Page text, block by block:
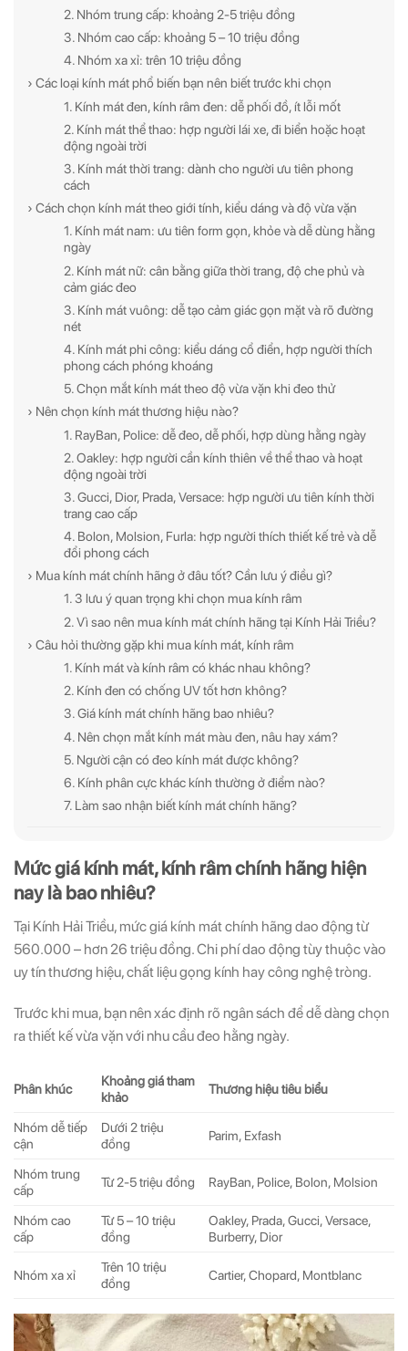
2. Nhóm trung cấp: khoảng 2-5 triệu đồng
3. Nhóm cao cấp: khoảng 5 – 10 triệu đồng
4. Nhóm xa xỉ: trên 10 triệu đồng
› Các loại kính mát phổ biến bạn nên biết trước khi chọn
1. Kính mát đen, kính râm đen: dễ phối đồ, ít lỗi mốt
2. Kính mát thể thao: hợp người lái xe, đi biển hoặc hoạt
động ngoài trời
3. Kính mát thời trang: dành cho người ưu tiên phong
cách
› Cách chọn kính mát theo giới tính, kiểu dáng và độ vừa vặn
1. Kính mát nam: ưu tiên form gọn, khỏe và dễ dùng hằng
ngày
2. Kính mát nữ: cân bằng giữa thời trang, độ che phủ và
cảm giác đeo
3. Kính mát vuông: dễ tạo cảm giác gọn mặt và rõ đường
nét
4. Kính mát phi công: kiểu dáng cổ điển, hợp người thích
phong cách phóng khoáng
5. Chọn mắt kính mát theo độ vừa vặn khi đeo thử
› Nên chọn kính mát thương hiệu nào?
1. RayBan, Police: dễ đeo, dễ phối, hợp dùng hằng ngày
2. Oakley: hợp người cần kính thiên về thể thao và hoạt
động ngoài trời
3. Gucci, Dior, Prada, Versace: hợp người ưu tiên kính thời
trang cao cấp
4. Bolon, Molsion, Furla: hợp người thích thiết kế trẻ và dễ
đổi phong cách
› Mua kính mát chính hãng ở đâu tốt? Cần lưu ý điều gì?
1. 3 lưu ý quan trọng khi chọn mua kính râm
2. Vì sao nên mua kính mát chính hãng tại Kính Hải Triều?
› Câu hỏi thường gặp khi mua kính mát, kính râm
1. Kính mát và kính râm có khác nhau không?
2. Kính đen có chống UV tốt hơn không?
3. Giá kính mát chính hãng bao nhiêu?
4. Nên chọn mắt kính mát màu đen, nâu hay xám?
5. Người cận có đeo kính mát được không?
6. Kính phân cực khác kính thường ở điểm nào?
7. Làm sao nhận biết kính mát chính hãng?
Mức giá kính mát, kính râm chính hãng hiện
nay là bao nhiêu?
Tại Kính Hải Triều, mức giá kính mát chính hãng dao động từ
560.000 – hơn 26 triệu đồng. Chi phí dao động tùy thuộc vào
uy tín thương hiệu, chất liệu gọng kính hay công nghệ tròng.
Trước khi mua, bạn nên xác định rõ ngân sách để dễ dàng chọn
ra thiết kế vừa vặn với nhu cầu đeo hằng ngày.
Phân khúc
Khoảng giá tham
khảo
Thương hiệu tiêu biểu
Nhóm dễ tiếp
cận
Dưới 2 triệu
đồng
Parim, Exfash
Nhóm trung
cấp
Từ 2-5 triệu đồng RayBan, Police, Bolon, Molsion
Nhóm cao
cấp
Từ 5 – 10 triệu
đồng
Oakley, Prada, Gucci, Versace,
Burberry, Dior
Nhóm xa xỉ
Trên 10 triệu
đồng
Cartier, Chopard, Montblanc